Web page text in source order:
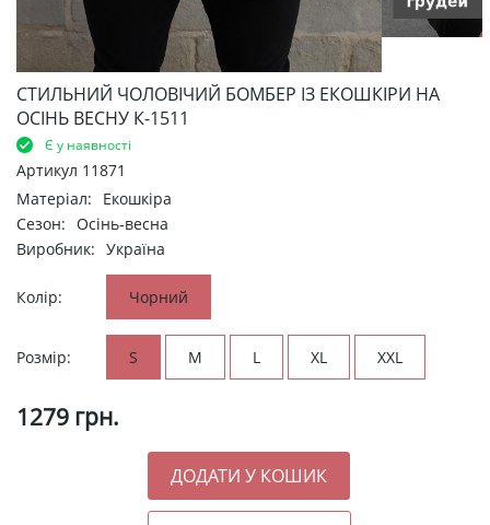
СТИЛЬНИЙ ЧОЛОВІЧИЙ БОМБЕР ІЗ ЕКОШКІРИ НА
ОСІНЬ ВЕСНУ К-1511
Є у наявності
Артикул 11871
Матеріал:
Екошкіра
Сезон: Осінь-весна
Виробник: Україна
Колір: Чорний
Розмір: S M L XL XXL
1279 грн.